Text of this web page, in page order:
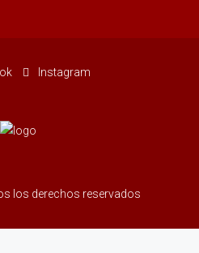
Instagram
los derechos reservados